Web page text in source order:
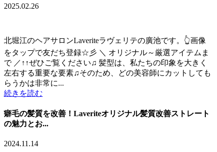
2025.02.26
北堀江のヘアサロンLaveriteラヴェリテの廣池です。👆画像
をタップで友だち登録☆彡 ＼ オリジナル～厳選アイテムま
で ／↑↑ぜひご覧ください♫ 髪型は、私たちの印象を大きく
左右する重要な要素♫そのため、どの美容師にカットしても
らうかは非常に...
続きを読む
癖毛の髪質を改善！Laveriteオリジナル髪質改善ストレート
の魅力とお...
2024.11.14